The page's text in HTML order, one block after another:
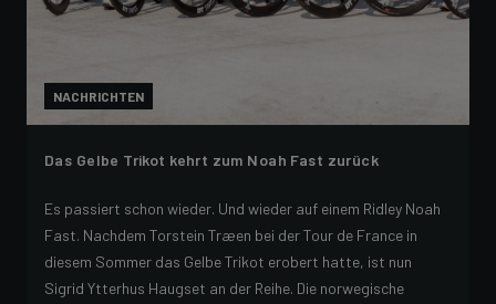
NACHRICHTEN
Das Gelbe Trikot kehrt zum Noah Fast zurück
Es passiert schon wieder. Und wieder auf einem Ridley Noah
Fast. Nachdem Torstein Træen bei der Tour de France in
diesem Sommer das Gelbe Trikot erobert hatte, ist nun
Sigrid Ytterhus Haugset an der Reihe. Die norwegische